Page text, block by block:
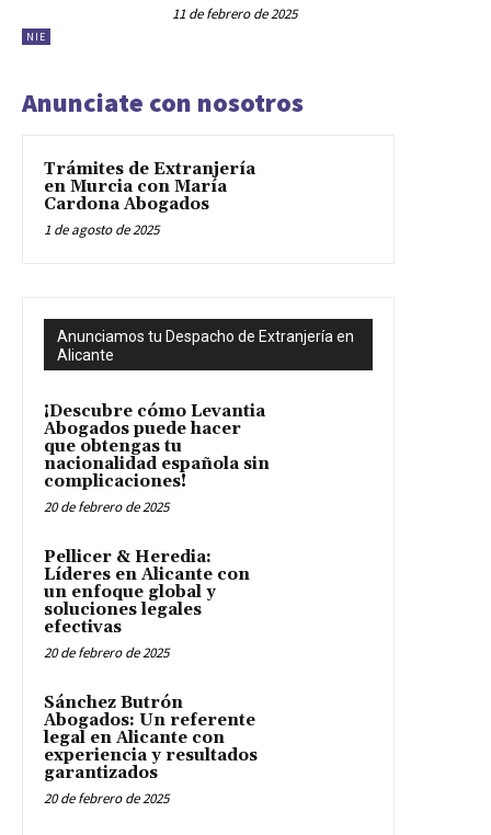
NIE
11 de febrero de 2025
Anunciate con nosotros
Trámites de Extranjería
en Murcia con María
Cardona Abogados
1 de agosto de 2025
Anunciamos tu Despacho de Extranjería en
Alicante
¡Descubre cómo Levantia
Abogados puede hacer
que obtengas tu
nacionalidad española sin
complicaciones!
20 de febrero de 2025
Pellicer & Heredia:
Líderes en Alicante con
un enfoque global y
soluciones legales
efectivas
20 de febrero de 2025
Sánchez Butrón
Abogados: Un referente
legal en Alicante con
experiencia y resultados
garantizados
20 de febrero de 2025